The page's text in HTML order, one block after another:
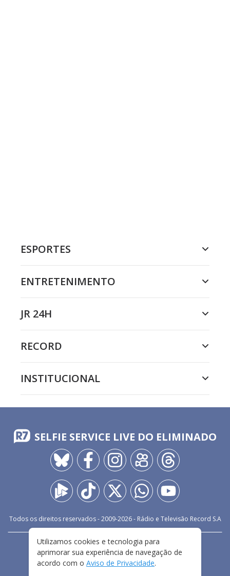
ESPORTES
ENTRETENIMENTO
JR 24H
RECORD
INSTITUCIONAL
SELFIE SERVICE LIVE DO ELIMINADO
Todos os direitos reservados - 2009-2026- Rádio e Televisão Record S.A
FALE CONOSCO
PRIVACIDADE
TERMOS E CONDIÇÕES DE USO
Utilizamos cookies e tecnologia para
aprimorar sua experiência de navegação de
acordo com o Aviso de Privacidade.